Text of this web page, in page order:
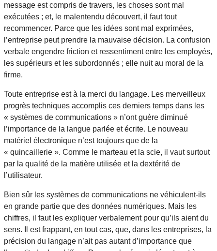
message est compris de travers, les choses sont mal
exécutées ; et, le malentendu découvert, il faut tout
recommencer. Parce que les idées sont mal exprimées,
l’entreprise peut prendre la mauvaise décision. La confusion
verbale engendre friction et ressentiment entre les employés,
les supérieurs et les subordonnés ; elle nuit au moral de la
firme.
Toute entreprise est à la merci du langage. Les merveilleux
progrès techniques accomplis ces derniers temps dans les
« systèmes de communications » n’ont guère diminué
l’importance de la langue parlée et écrite. Le nouveau
matériel électronique n’est toujours que de la
« quincaillerie ». Comme le marteau et la scie, il vaut surtout
par la qualité de la matière utilisée et la dextérité de
l’utilisateur.
Bien sûr les systèmes de communications ne véhiculent-ils
en grande partie que des données numériques. Mais les
chiffres, il faut les expliquer verbalement pour qu’ils aient du
sens. Il est frappant, en tout cas, que, dans les entreprises, la
précision du langage n’ait pas autant d’importance que